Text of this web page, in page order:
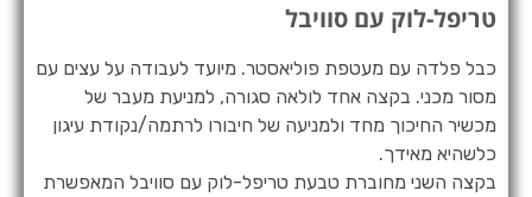
טריפל-לוק עם סוויבל
כבל פלדה עם מעטפת פוליאסטר. מיועד לעבודה על עצים עם
מסור מכני. בקצה אחד לולאה סגורה, למניעת מעבר של
מכשיר החיכוך מחד ולמניעה של חיבורו לרתמה/נקודת עיגון
כלשהיא מאידך.
בקצה השני מחוברת טבעת טריפל-לוק עם סוויבל המאפשרת